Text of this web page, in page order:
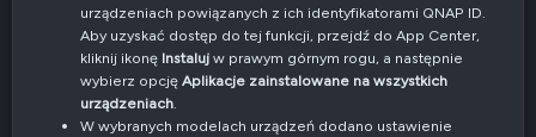
urządzeniach powiązanych z ich identyfikatorami QNAP ID.
Aby uzyskać dostęp do tej funkcji, przejdź do App Center,
kliknij ikonę Instaluj w prawym górnym rogu, a następnie
wybierz opcję Aplikacje zainstalowane na wszystkich
urządzeniach
W wybranych modelach urządzeń dodano ustawienie